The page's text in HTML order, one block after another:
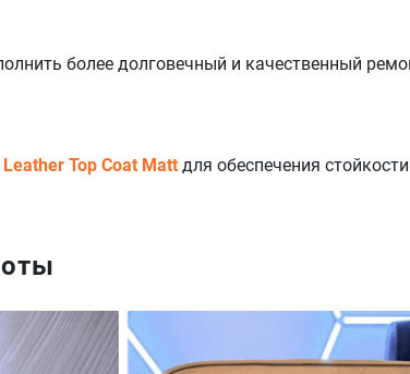
более долговечный и качественный
Leather Top Coat Matt для обеспечения